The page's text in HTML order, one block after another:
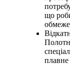
що
плавне